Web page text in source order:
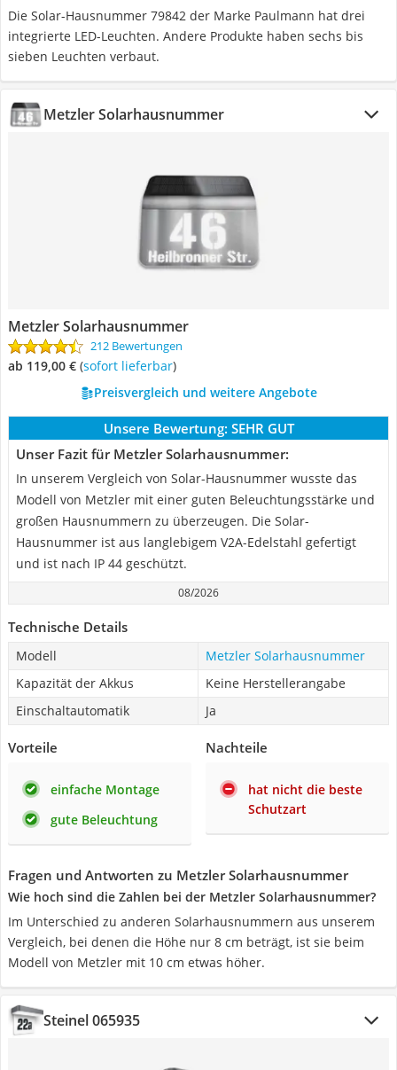
Die Solar-Hausnummer 79842 der Marke Paulmann hat drei
integrierte LED-Leuchten. Andere Produkte haben sechs bis
sieben Leuchten verbaut.
Metzler Solarhausnummer
Metzler Solarhausnummer
212 Bewertungen
ab 119,00 € ( Sofort lieferbar)
Preisvergleich und weitere Angebote
Unsere Bewertung: SEHR GUT
Unser Fazit für Metzler Solarhausnummer:
In unserem Vergleich von Solar-Hausnummer wusste das
Modell von Metzler mit einer guten Beleuchtungsstärke und
großen Hausnummern zu überzeugen. Die Solar-
Hausnummer ist aus langlebigem V2A-Edelstahl gefertigt
und ist nach IP 44 geschützt.
08/2026
Technische Details
Modell
Metzler Solarhausnummer
Kapazität der Akkus
Keine Herstellerangabe
Einschaltautomatik
Ja
Vorteile
einfache Montage
gute Beleuchtung
Nachteile
hat nicht die beste
Schutzart
Fragen und Antworten zu Metzler Solarhausnummer
Wie hoch sind die Zahlen bei der Metzler Solarhausnummer?
Im Unterschied zu anderen Solarhausnummern aus unserem
Vergleich, bei denen die Höhe nur 8 cm beträgt, ist sie beim
Modell von Metzler mit 10 cm etwas höher.
Steinel 065935